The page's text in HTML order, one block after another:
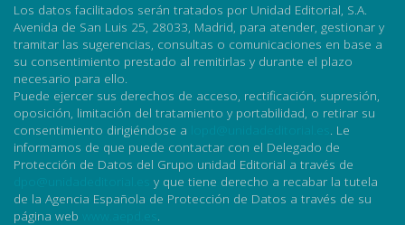
Los datos facilitados serán tratados por Unidad Editorial, S.A.
Avenida de San Luis 25, 28033, Madrid, para atender, gestionar y
tramitar las sugerencias, consultas o comunicaciones en base a
su consentimiento prestado al remitirlas y durante el plazo
necesario para ello.
Puede ejercer sus derechos de acceso, rectificación, supresión,
oposición, limitación del tratamiento y portabilidad, o retirar su
consentimiento dirigiéndose a
. Le
informamos de que puede contactar con el Delegado de
Protección de Datos del Grupo unidad Editorial a través de
y que tiene derecho a recabar la tutela
de la Agencia Española de Protección de Datos a través de su
página web
.